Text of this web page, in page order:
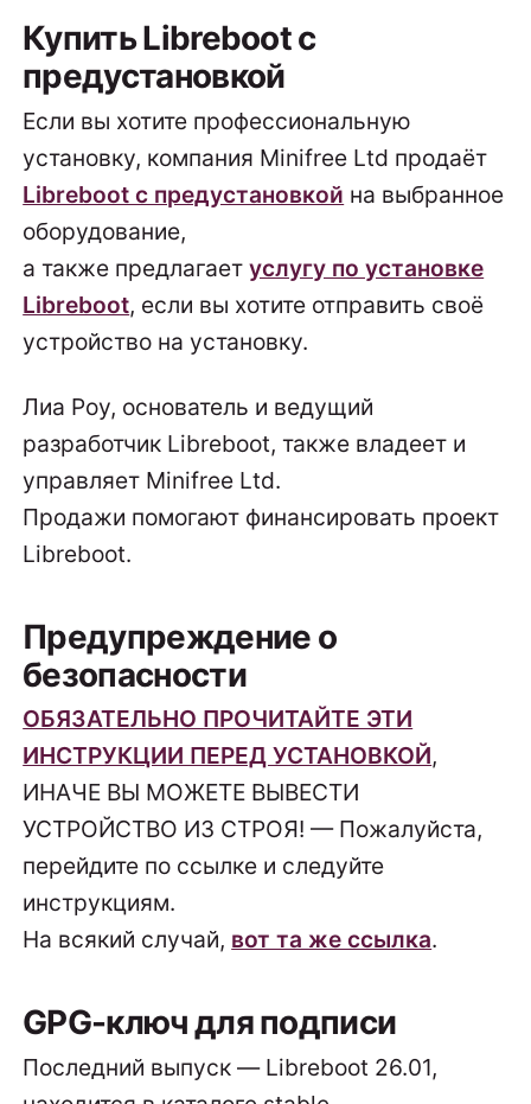
Купить Libreboot с
предустановкой
Если вы хотите профессиональную
установку, компания Minifree Ltd продаёт
Libreboot с предустановкой на выбранное
оборудование,
а также предлагаетуслугу по установке
Libreboot, если вы хотите отправить своё
устройство на установку.
Лиа Роу, основатель и ведущий
разработчик Libreboot, также владеет и
управляет Minifree Ltd.
Продажи помогают финансировать проект
Libreboot.
Предупреждение о
безопасности
ОБЯЗАТЕЛЬНО ПРОЧИТАЙТЕ ЭТИ
ИНСТРУКЦИИ ПЕРЕД УСТАНОВКОЙ,
ИНАЧЕ ВЫ МОЖЕТЕ ВЫВЕСТИ
УСТРОЙСТВО ИЗ СТРОЯ! — Пожалуйста,
перейдите по ссылке и следуйте
инструкциям.
На всякий случай, вот та же ссылка.
GPG-ключ для подписи
Последний выпуск — Libreboot 26.01,